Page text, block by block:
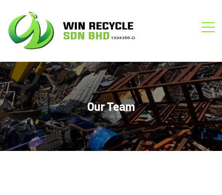
Our Team